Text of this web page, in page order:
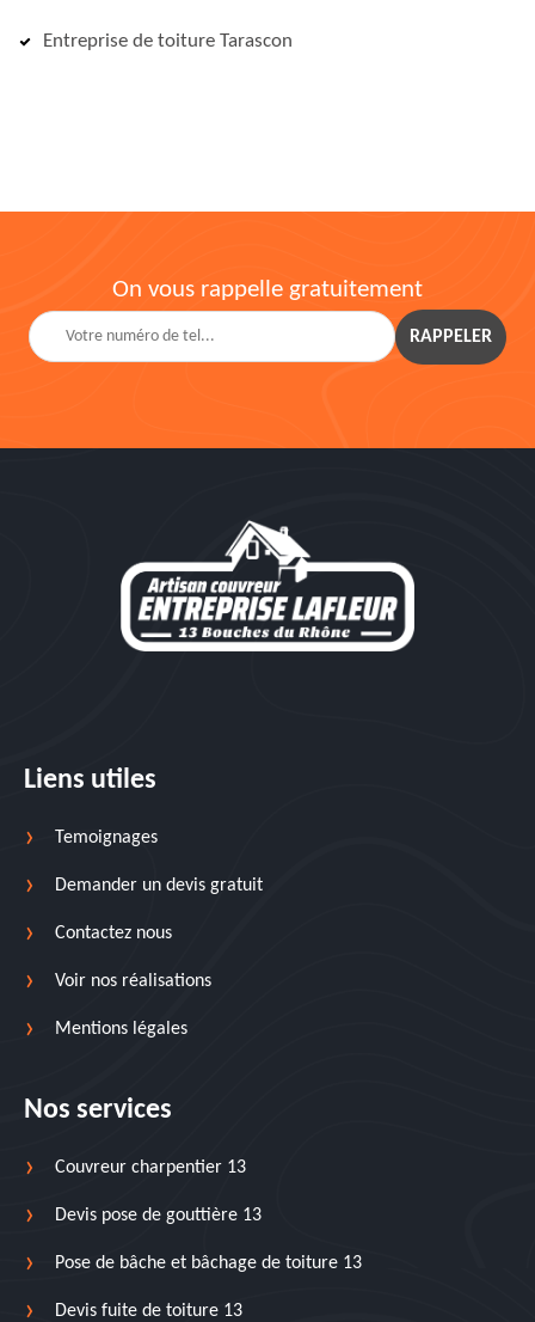
Entreprise de toiture Tarascon
On vous rappelle gratuitement
Liens utiles
Temoignages
Demander un devis gratuit
Contactez nous
Voir nos réalisations
Mentions légales
Nos services
Couvreur charpentier 13
Devis pose de gouttière 13
Pose de bâche et bâchage de toiture 13
Devis fuite de toiture 13